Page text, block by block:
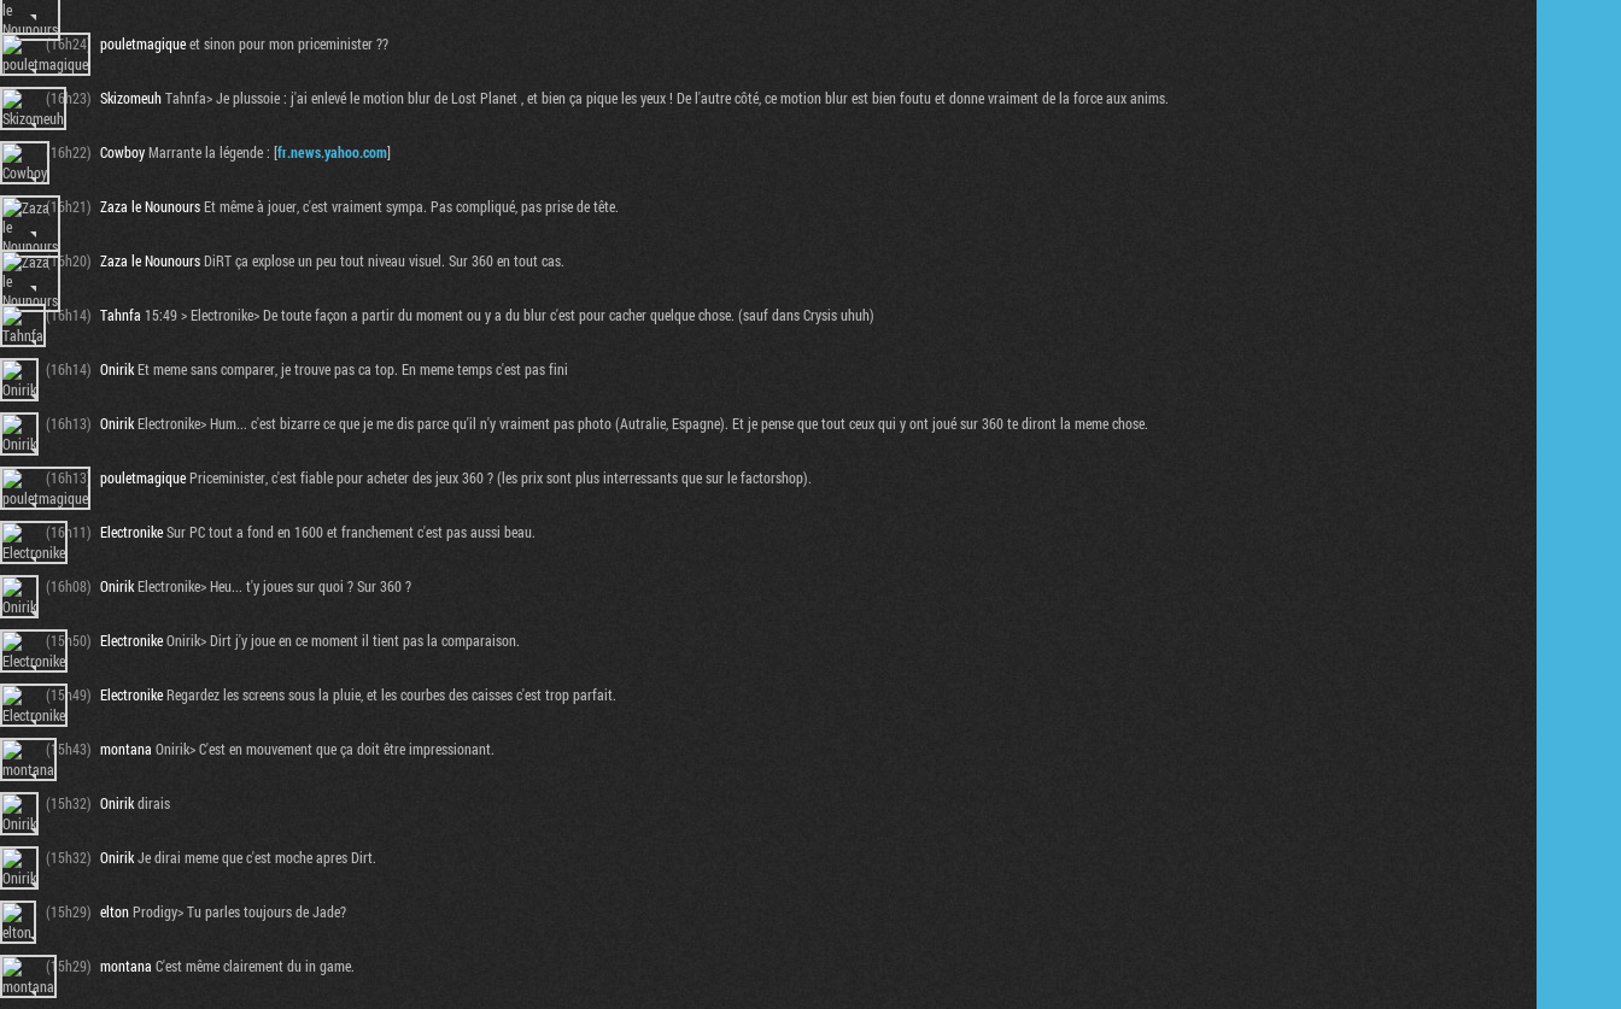
(16h24) pouletmagiqueet sinon pour mon priceminister ??
(16h23) SkizomeuhTahnfa> Je plussoie : j'ai enlevé le motion blur de Lost Planet , et bien ça pique les yeux ! De l'autre côté, ce motion blur est bien foutu et donne vraiment de la force aux anims.
(16h22) CowboyMarrante la légende : [fr.news.yahoo.com]
(16h21) Zaza le NounoursEt même à jouer, c'est vraiment sympa. Pas compliqué, pas prise de tête.
(16h20) Zaza le NounoursDiRT ça explose un peu tout niveau visuel. Sur 360 en tout cas.
(16h14) Tahnfa 15:49 > Electronike> De toute façon a partir du moment ou y a du blur c'est pour cacher quelque chose. (sauf dans Crysis uhuh)
(16h14) OnirikEt meme sans comparer, je trouve pas ca top. En meme temps c'est pas fini
(16h13) OnirikElectronike> Hum... c'est bizarre ce que je me dis parce qu'il n'y vraiment pas photo (Autralie, Espagne). Et je pense que tout ceux qui y ont joué sur 360 te diront la meme chose.
(16h13) pouletmagiquePriceminister, c'est fiable pour acheter des jeux 360 ? (les prix sont plus interressants que sur le factorshop).
(16h11) ElectronikeSur PC tout a fond en 1600 et franchement c'est pas aussi beau.
(16h08) OnirikElectronike> Heu... t'y joues sur quoi ? Sur 360 ?
(15h50) ElectronikeOnirik> Dirt j'y joue en ce moment il tient pas la comparaison.
(15h49) ElectronikeRegardez les screens sous la pluie, et les courbes des caisses c'est trop parfait.
(15h43) montana Onirik> C'est en mouvement que ça doit être impressionant.
(15h32) Onirikdirais
(15h32) OnirikJe dirai meme que c'est moche apres Dirt.
(15h29) eltonProdigy> Tu parles toujours de Jade?
(15h29) montana C'est même clairement du in game.